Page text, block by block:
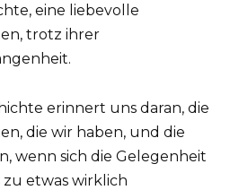
eine liebevolle
trotz ihrer
erinnert uns daran, die
die wir haben, und die
wenn sich die Gelegenheit
etwas wirklich